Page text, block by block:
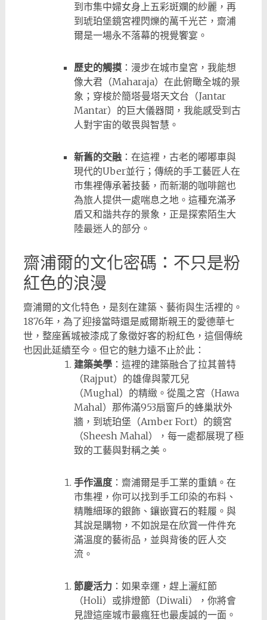
到市集中婦女身上五彩斑斕的紗麗，再
到琥珀堡鏡宮裡閃爍的萬千光芒，齋浦
爾是一場永不落幕的視覺饗宴。
歷史的觸摸：漫步在城市皇宮，我能想
像大君（Maharaja）在此俯瞰全城的景
象；穿梭於簡塔·曼塔天文台（Jantar
Mantar）的巨大儀器間，我能感受到古
人對宇宙的敬畏與智慧。
新舊的交融：在這裡，古老的嘟嘟車與
現代的Uber並行；傳統的手工藝匠人在
市集裡傳承著技藝，而新潮的咖啡館也
為旅人提供一處喘息之地。這種充滿矛
盾又和諧共存的景象，正是探索陌生大
陸最迷人的部分。
齋浦爾的文化密碼：不只是粉
紅色的浪漫
齋浦爾的文化特色，是刻在建築、藝術與生活裡的。
1876年，為了迎接當時還是威爾斯親王的愛德華七
世，整座舊城被漆成了象徵好客的粉紅色，這個傳統
也因此延續至今。但它的魅力遠不止於此：
建築美學：這裡的建築融合了拉其普特
（Rajput）的雄偉與蒙兀兒
（Mughal）的精緻。從風之宮（Hawa
Mahal）那佈滿953扇窗戶的蜂巢狀外
牆，到琥珀堡（Amber Fort）的鏡宮
（Sheesh Mahal），每一處都展現了極
致的工藝與對稱之美。
手作溫度：齋浦爾是手工業的重鎮。在
市集裡，你可以找到手工印染的布料、
精雕細琢的銀飾、鑲嵌寶石的鞋履。與
其說是購物，不如說是在欣賞一件件充
滿溫度的藝術品，並與背後的匠人交
流。
節慶活力：如果幸運，趕上灑紅節
（Holi）或排燈節（Diwali），你將會
見證這座城市最瘋狂也最虔誠的一面。